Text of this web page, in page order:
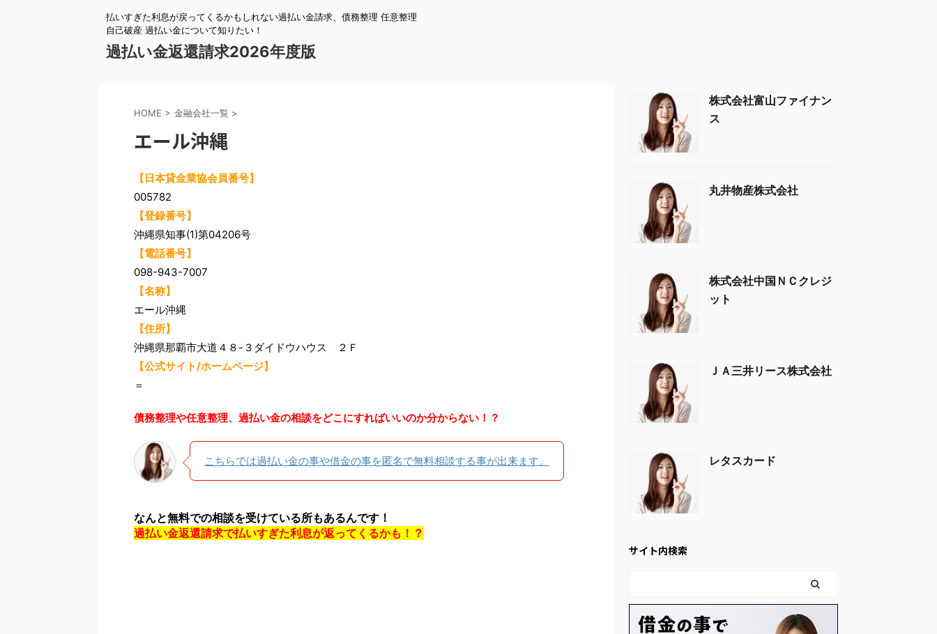
払いすぎた利息が戻ってくるかもしれない過払い金請求、債務整理 任意整理
自己破産 過払い金について知りたい！
過払い金返還請求2026年度版
HOME > 金融会社一覧 >
エール沖縄
【日本貸金業協会員番号】
005782
【登録番号】
沖縄県知事(1)第04206号
【電話番号】
098-943-7007
【名称】
エール沖縄
【住所】
沖縄県那覇市大道４８-３ダイドウハウス ２Ｆ
【公式サイト/ホームページ】
＝
債務整理や任意整理、過払い金の相談をどこにすればいいのか分からない！？
こちらでは過払い金の事や借金の事を匿名で無料相談する事が出来ます。
なんと無料での相談を受けている所もあるんです！
過払い金返還請求で払いすぎた利息が返ってくるかも！？
株式会社富山ファイナン
ス
丸井物産株式会社
株式会社中国ＮＣクレジ
ット
ＪＡ三井リース株式会社
レタスカード
サイト内検索